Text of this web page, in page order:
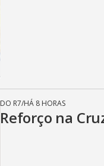
DO R7/HÁ 8 HORAS
Reforço na